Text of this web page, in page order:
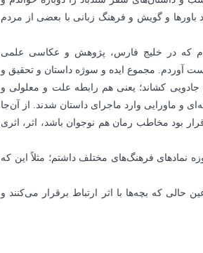
باورها و گویش و فرهنگ زبانی با بعضی از مردم
که در خلیج فارس، پژوهش و عکاسی علمی
آوردم. مجموع ایده و سوژه داستان و تحقیق و
کشاند؛ یعنی هم رابطه علت و معلولی و
و ماورایی وارد ماجرای داستان شدند. از آن‌جا
بود مخاطب رمان هم نوجوان باشد، اثر، اثری
نمادهای فرهنگ‌های مختلف داشتم؛ مثلاً این که
حالی که بچه‌ها با اثر ارتباط برقرار می‌کنند و